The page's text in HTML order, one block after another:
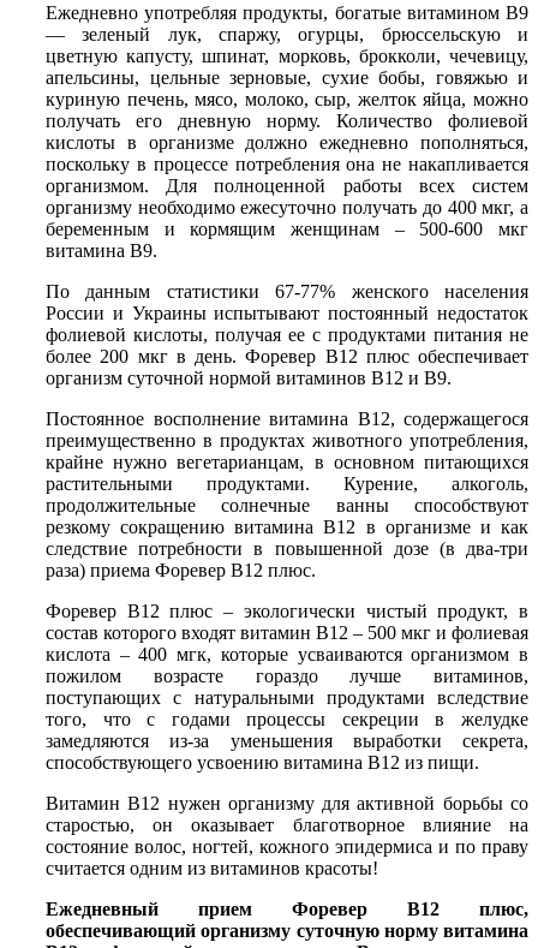
Ежедневно употребляя продукты, богатые витамином В9
— зеленый лук, спаржу, огурцы, брюссельскую и
цветную капусту, шпинат, морковь, брокколи, чечевицу,
апельсины, цельные зерновые, сухие бобы, говяжью и
куриную печень, мясо, молоко, сыр, желток яйца, можно
получать его дневную норму. Количество фолиевой
кислоты в организме должно ежедневно пополняться,
поскольку в процессе потребления она не накапливается
организмом. Для полноценной работы всех систем
организму необходимо ежесуточно получать до 400 мкг, а
беременным и кормящим женщинам – 500-600 мкг
витамина В9.
По данным статистики 67-77% женского населения
России и Украины испытывают постоянный недостаток
фолиевой кислоты, получая ее с продуктами питания не
более 200 мкг в день. Форевер В12 плюс обеспечивает
организм суточной нормой витаминов В12 и В9.
Постоянное восполнение витамина В12, содержащегося
преимущественно в продуктах животного употребления,
крайне нужно вегетарианцам, в основном питающихся
растительными продуктами. Курение, алкоголь,
продолжительные солнечные ванны способствуют
резкому сокращению витамина В12 в организме и как
следствие потребности в повышенной дозе (в два-три
раза) приема Форевер В12 плюс.
Форевер В12 плюс – экологически чистый продукт, в
состав которого входят витамин В12 – 500 мкг и фолиевая
кислота – 400 мгк, которые усваиваются организмом в
пожилом возрасте гораздо лучше витаминов,
поступающих с натуральными продуктами вследствие
того, что с годами процессы секреции в желудке
замедляются из-за уменьшения выработки секрета,
способствующего усвоению витамина В12 из пищи.
Витамин В12 нужен организму для активной борьбы со
старостью, он оказывает благотворное влияние на
состояние волос, ногтей, кожного эпидермиса и по праву
считается одним из витаминов красоты!
Ежедневный прием Форевер В12 плюс,
обеспечивающий организму суточную норму витамина